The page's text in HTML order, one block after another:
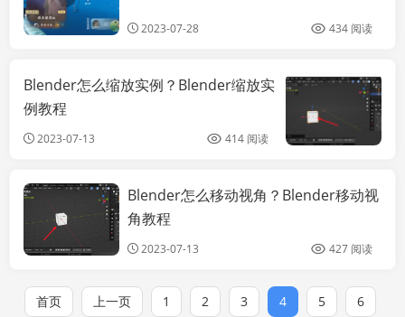
2023-07-28 434 阅读
Blender怎么缩放实例？Blender缩放实
例教程
2023-07-13 414 阅读
未命名
Blender怎么移动视角？Blender移动视
角教程
2023-07-13 427 阅读
首页 上一页 1 2 3 4 5 6